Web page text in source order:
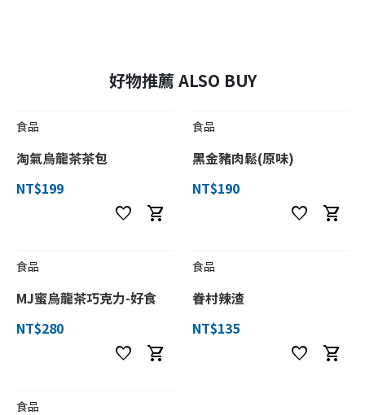
好物推薦 ALSO BUY
食品
淘氣烏龍茶茶包
NT$199
favorite shopping_cart
食品
黑金豬肉鬆(原味)
NT$190
favorite shopping_cart
食品
MJ蜜烏龍茶巧克力-好食
NT$280
favorite shopping_cart
食品
眷村辣渣
NT$135
favorite shopping_cart
食品